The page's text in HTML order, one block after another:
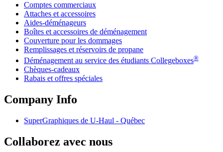
Comptes commerciaux
Attaches et accessoires
Aides-déménageurs
Boîtes et accessoires de déménagement
Couverture pour les dommages
Remplissages et réservoirs de propane
Déménagement au service des étudiants Collegeboxes®
Chèques-cadeaux
Rabais et offres spéciales
Company Info
SuperGraphiques de U-Haul - Québec
Collaborez avec nous